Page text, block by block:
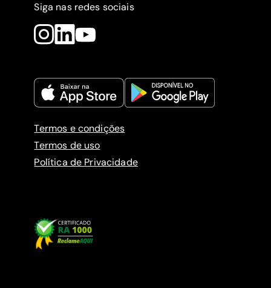
Siga nas redes sociais
Termos e condições
Termos de uso
Política de Privacidade